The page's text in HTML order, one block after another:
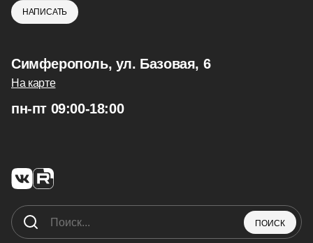
НАПИСАТЬ
Симферополь, ул. Базовая, 6
На карте
пн-пт 09:00-18:00
ПОИСК